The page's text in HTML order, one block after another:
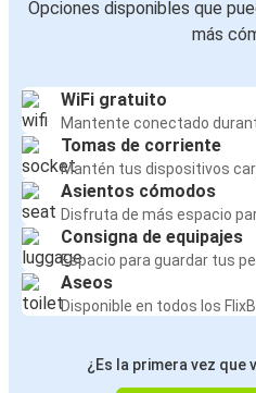
Opciones disponibles que
más
WiFi gratuito
Mantente conectado
Tomas de corriente
Mantén tus dispositivos
Asientos cómodos
Disfruta de más espacio
Consigna de equipajes
Espacio para guardar tus
Aseos
Disponible en todos los
¿Es la primera vez